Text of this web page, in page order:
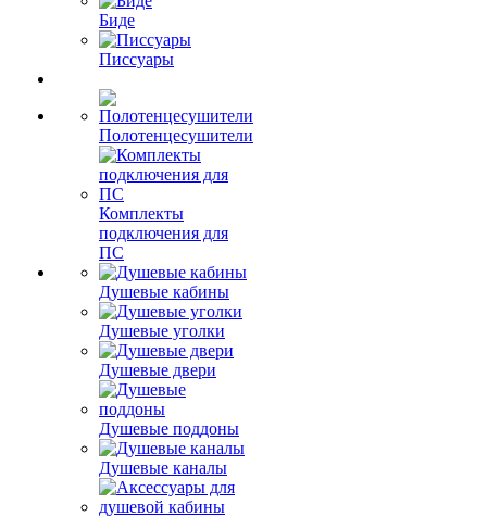
Биде
Писсуары
Полотенцесушители
Комплекты
подключения для
ПС
Душевые кабины
Душевые уголки
Душевые двери
Душевые поддоны
Душевые каналы